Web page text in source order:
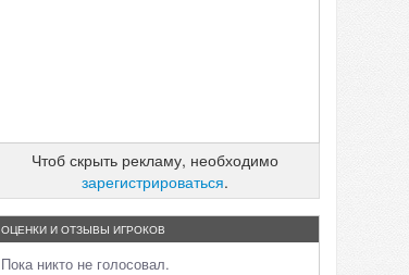
Чтоб скрыть рекламу, необходимо
зарегистрироваться.
ОЦЕНКИ И ОТЗЫВЫ ИГРОКОВ
Пока никто не голосовал.